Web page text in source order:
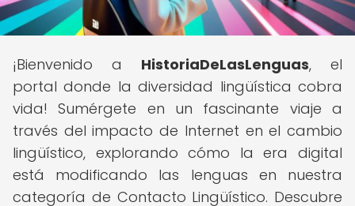
¡Bienvenido a HistoriaDeLasLenguas, el
portal donde la diversidad lingüística cobra
vida! Sumérgete en un fascinante viaje a
través del impacto de Internet en el cambio
lingüístico, explorando cómo la era digital
está modificando las lenguas en nuestra
categoría de Contacto Lingüístico. Descubre